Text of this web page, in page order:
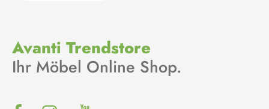
Avanti Trendstore
Ihr Möbel Online Shop.